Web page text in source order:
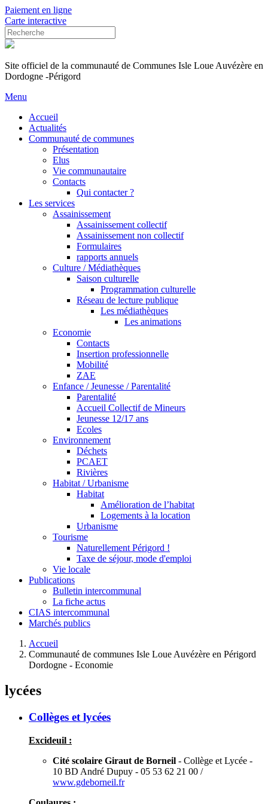
Paiement en ligne
Carte interactive
Site officiel de la communauté de Communes Isle Loue Auvézère en
Dordogne -Périgord
Menu
Accueil
Actualités
Communauté de communes
Présentation
Elus
Vie communautaire
Contacts
Qui contacter ?
Les services
Assainissement
Assainissement collectif
Assainissement non collectif
Formulaires
rapports annuels
Culture / Médiathèques
Saison culturelle
Programmation culturelle
Réseau de lecture publique
Les médiathèques
Les animations
Economie
Contacts
Insertion professionnelle
Mobilité
ZAE
Enfance / Jeunesse / Parentalité
Parentalité
Accueil Collectif de Mineurs
Jeunesse 12/17 ans
Ecoles
Environnement
Déchets
PCAET
Rivières
Habitat / Urbanisme
Habitat
Amélioration de l’habitat
Logements à la location
Urbanisme
Tourisme
Naturellement Périgord !
Taxe de séjour, mode d'emploi
Vie locale
Publications
Bulletin intercommunal
La fiche actus
CIAS intercommunal
Marchés publics
Accueil
Communauté de communes Isle Loue Auvézère en Périgord
Dordogne - Economie
lycées
Collèges et lycées
Excideuil :
Cité scolaire Giraut de Borneil - Collège et Lycée -
10 BD André Dupuy - 05 53 62 21 00 /
www.gdeborneil.fr